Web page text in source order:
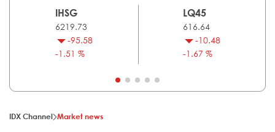
IHSG
6219.73
-95.58
-1.51 %
LQ45
616.64
-10.48
-1.67 %
IDX Channel Market news